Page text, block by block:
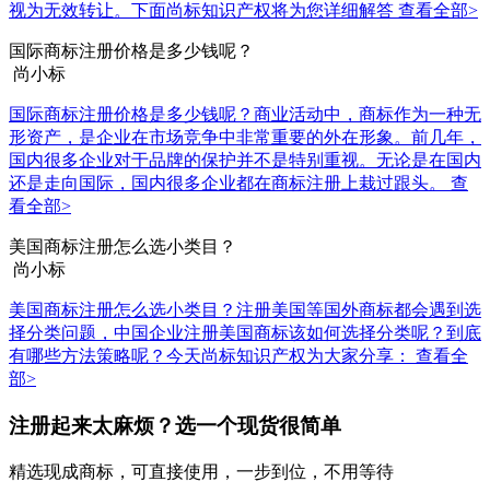
视为无效转让。下面尚标知识产权将为您详细解答 查看全部>
国际商标注册价格是多少钱呢？
尚小标
国际商标注册价格是多少钱呢？商业活动中，商标作为一种无
形资产，是企业在市场竞争中非常重要的外在形象。前几年，
国内很多企业对于品牌的保护并不是特别重视。无论是在国内
还是走向国际，国内很多企业都在商标注册上栽过跟头。 查
看全部>
美国商标注册怎么选小类目？
尚小标
美国商标注册怎么选小类目？注册美国等国外商标都会遇到选
择分类问题，中国企业注册美国商标该如何选择分类呢？到底
有哪些方法策略呢？今天尚标知识产权为大家分享： 查看全
部>
注册起来太麻烦？选一个现货很简单
精选现成商标，可直接使用，一步到位，不用等待